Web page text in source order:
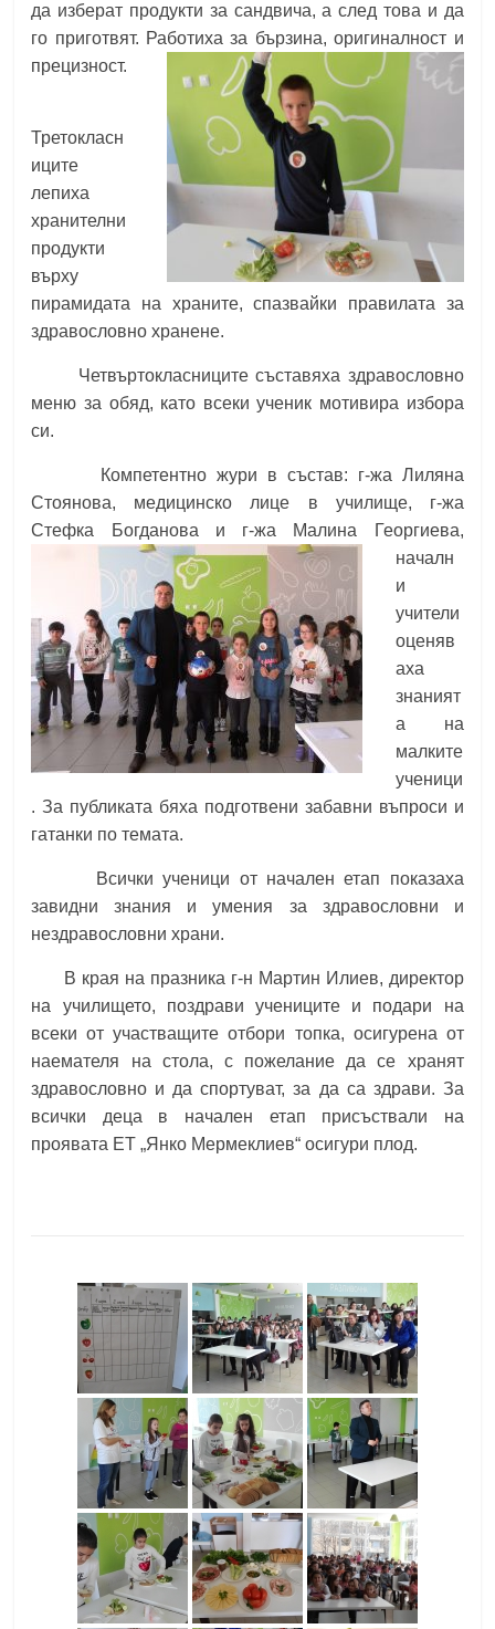
да изберат продукти за сандвича, а след това и да
го приготвят. Работиха за бързина,оригиналност и
прецизност.
Третокласн
иците
лепиха
хранителни
продукти
върху
пирамидата на храните, спазвайки правилата за
здравословно хранене.
Четвъртокласниците съставяха здравословно
меню за обяд, като всеки ученик мотивира избора
си.
Компетентно жури в състав: г-жа Лиляна
Стоянова, медицинско лице в училище, г-жа
Стефка Богданова и г-жа Малина Георгиева,
началн
и
учители
оценяв
аха
знаният
а на
малките
ученици
.За публиката бяха подготвени забавни въпроси и
гатанки по темата.
Всички ученици от начален етап показаха
завидни знания и умения за здравословни и
нездравословни храни.
В края на празника г-н Мартин Илиев, директор
на училището, поздрави учениците и подари на
всеки от участващите отбори топка, осигурена от
наемателя на стола, с пожелание да се хранят
здравословно и да спортуват, за да са здрави. За
всички деца в начален етап присъствали на
проявата ЕТ „Янко Мермеклиев“ осигури плод.